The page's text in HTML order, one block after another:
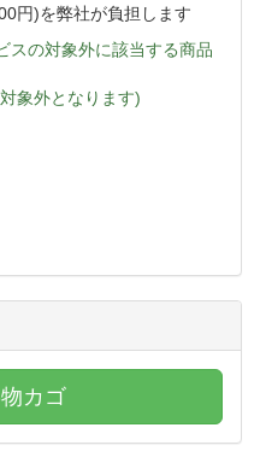
円)を弊社が負担します
スの対象外に該当する商品
象外となります)
カゴ